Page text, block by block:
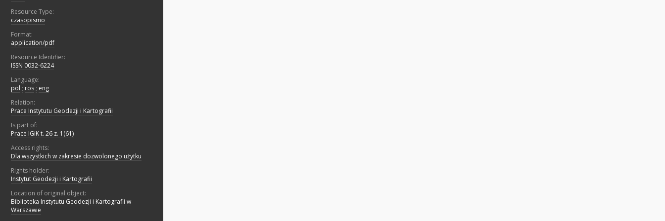
Resource Type:
czasopismo
Format:
application/pdf
Resource Identifier:
ISSN 0032-6224
Language:
pol ; ros ; eng
Relation:
Prace Instytutu Geodezji i Kartografii
Is part of:
Prace IGiK t. 26 z. 1(61)
Access rights:
Dla wszystkich w zakresie dozwolonego użytku
Rights holder:
Instytut Geodezji i Kartografii
Location of original object:
Biblioteka Instytutu Geodezji i Kartografii w
Warszawie